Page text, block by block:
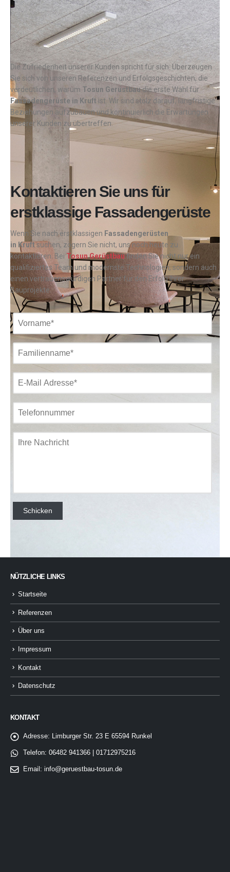
Die Zufriedenheit unserer Kunden spricht für sich. Überzeugen
Sie sich von unseren Referenzen und Erfolgsgeschichten, die
verdeutlichen, warum Tosun Gerüstbaudie erste Wahl für
Fassadengerüste in Kruft ist. Wir sind stolz darauf, langfristige
Beziehungen aufzubauen und kontinuierlich die Erwartungen
unserer Kunden zu übertreffen.
Kontaktieren Sie uns für
erstklassige Fassadengerüste
Wenn Sie nach erstklassigen Fassadengerüsten
in Kruftsuchen, zögern Sie nicht, uns noch heute zu
kontaktieren. BeiTosun Gerüstbaufinden Sie nicht nur ein
qualifiziertes Team und modernste Technologien, sondern auch
einen vertrauenswürdigen Partner für den Erfolg Ihrer
Bauprojekte.
NÜTZLICHE LINKS
Startseite
Referenzen
Über uns
Impressum
Kontakt
Datenschutz
KONTAKT
Adresse: Limburger Str. 23 E 65594 Runkel
Telefon: 06482 941366 | 01712975216
Email: info@geruestbau-tosun.de